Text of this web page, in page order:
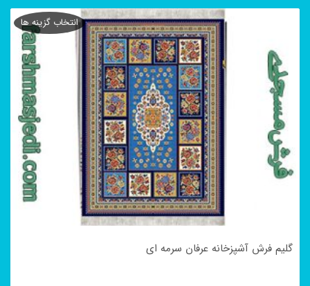
گلیم فرش آشپزخانه عرفان سرمه ای
انتخاب گزینه ها